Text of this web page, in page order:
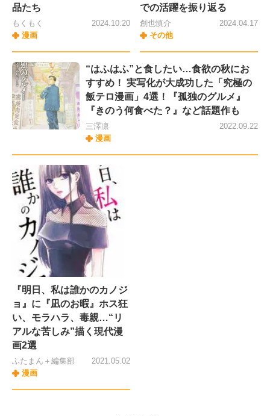
品たち
もくもく
漫画
2024.10.20
での活躍を振り返る
創也慎介
その他
2024.04.17
“はふはふ”と食したい…食欲の秋にお
すすめ！ 実写化が大成功した「究極の
飯テロ漫画」4選！『孤独のグルメ』
『きのう何食べた？』など話題作も
三澤凛
漫画
2022.09.22
『明日、私は誰かのカノジ
ョ』に『凪のお暇』ホス狂
い、モラハラ、毒親…“リ
アルな苦しみ”描く現代漫
画2選
ふたまん＋編集部
漫画
2021.05.02